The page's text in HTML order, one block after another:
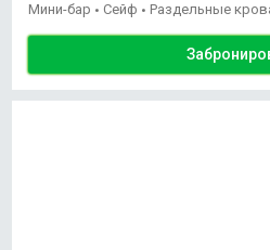
Мини-бар • Сейф • Раздельные